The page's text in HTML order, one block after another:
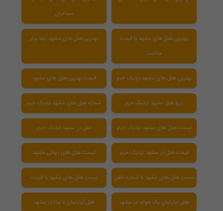
مسافران
بهترین هتل های مشهد با قیمت
مناسب
بهترین هتل های مشهد رتبه برتر
بهترین هتل های مشهد نزدیک حرم قیمت بهترین هتل های مشهد
رزرو هتل مشهد نزدیک حرم شماره هتل های مشهد نزدیک حرم
لیست هتل های مشهد نزدیک حرم هتل در مشهد نزدیک حرم
قیمت هتل در مشهد نزدیک حرم لیست هتل های دولتی مشهد
لیست هتل های مشهد با شماره تلفن لیست هتل های مشهد با قیمت
هتل اپارتمان یک خوابه در مشهد هتل آپارتمان با غذا در مشهد